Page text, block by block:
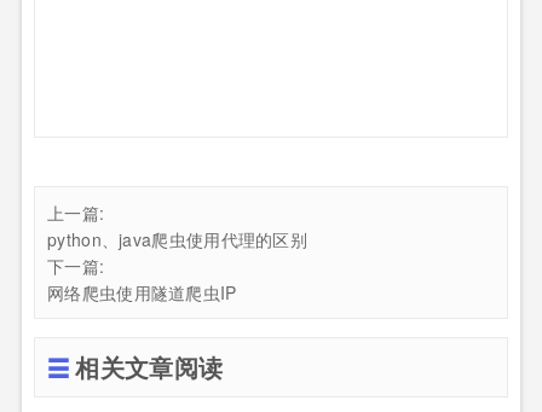
上一篇:
python、java爬虫使用代理的区别
下一篇:
网络爬虫使用隧道爬虫IP
相关文章阅读